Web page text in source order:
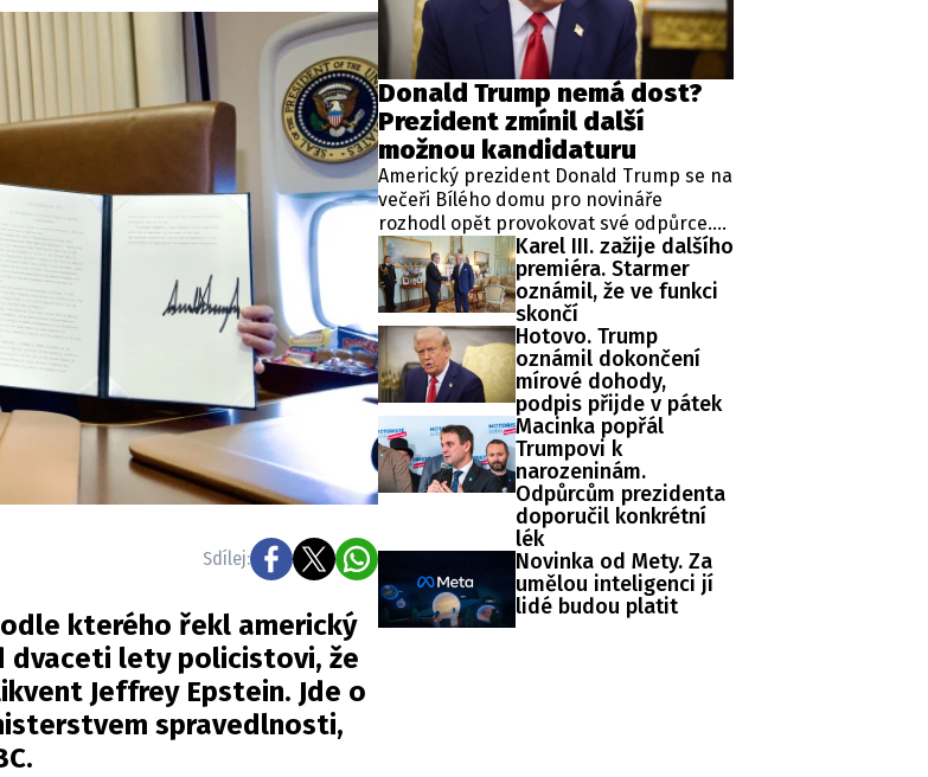
pro nás důležitou zprávu, příběh, fotografie, videa?
mail na:redakce@newsbox.cz
Nejlepší z vás odměníme
Sdílej:
kterého řekl americký
dvaceti lety policistovi, že
Jeffrey Epstein. Jde o
spravedlnosti,
.
Donald Trump nemá dost?
Prezident zmínil další
možnou kandidaturu
Americký prezident Donald Trump se na
večeři Bílého domu pro novináře
rozhodl opět provokovat své odpůrce.
Vtipkoval totiž o čtvrté kandidatuře v
prezidentských volbách, která je mu
podle zákonů zapovězena, protože
momentálně vykonává již druhý mandát
ve funkci hlavy státu.
Karel III. zažije dalšího
premiéra. Starmer
oznámil, že ve funkci
skončí
Hotovo. Trump
oznámil dokončení
mírové dohody,
podpis přijde v pátek
Macinka popřál
Trumpovi k
narozeninám.
Odpůrcům prezidenta
doporučil konkrétní
lék
Novinka od Mety. Za
umělou inteligenci jí
lidé budou platit